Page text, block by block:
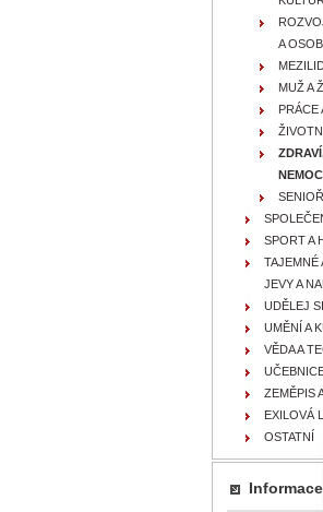
A
MUŽ A
PRÁCE
SPORT A
TAJEMNÉ
JEVY A
UDĚLEJ
UMĚNÍ A
VĚDA A
ZEMĚPIS
EXILOVÁ
OSTATNÍ
Informace